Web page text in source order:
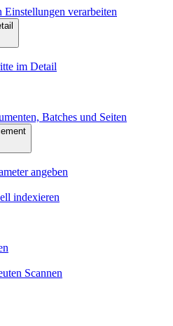
verarbeiten
im Detail
Batches und Seiten
angeben
indexieren
Scannen